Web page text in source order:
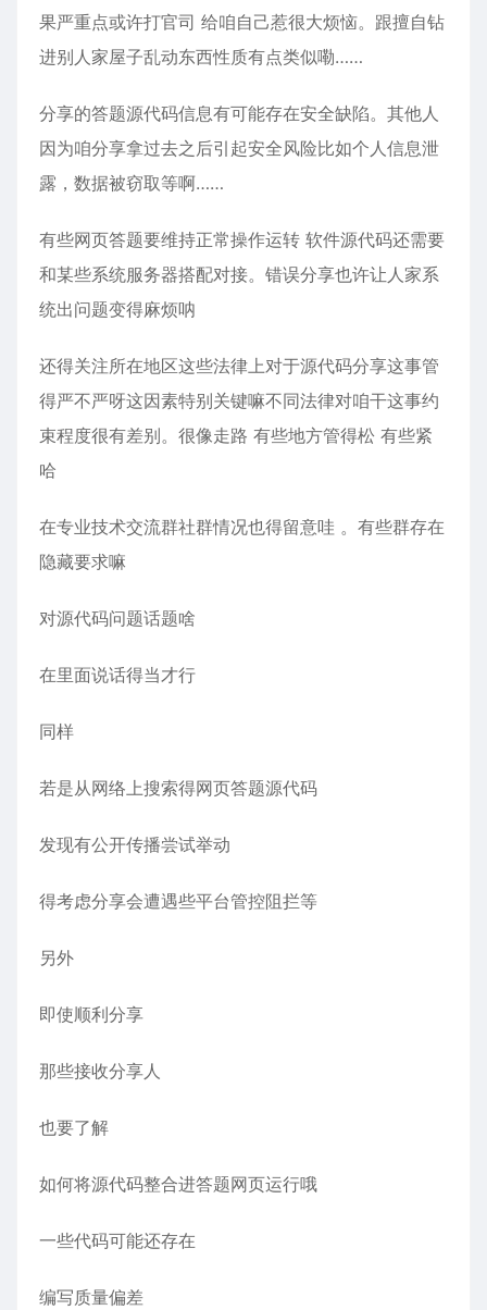
果严重点或许打官司 给咱自己惹很大烦恼。跟擅自钻
进别人家屋子乱动东西性质有点类似嘞……
分享的答题源代码信息有可能存在安全缺陷。其他人
因为咱分享拿过去之后引起安全风险比如个人信息泄
露，数据被窃取等啊……
有些网页答题要维持正常操作运转 软件源代码还需要
和某些系统服务器搭配对接。错误分享也许让人家系
统出问题变得麻烦呐
还得关注所在地区这些法律上对于源代码分享这事管
得严不严呀这因素特别关键嘛不同法律对咱干这事约
束程度很有差别。很像走路 有些地方管得松 有些紧
哈
在专业技术交流群社群情况也得留意哇 。有些群存在
隐藏要求嘛
对源代码问题话题啥
在里面说话得当才行
同样
若是从网络上搜索得网页答题源代码
发现有公开传播尝试举动
得考虑分享会遭遇些平台管控阻拦等
另外
即使顺利分享
那些接收分享人
也要了解
如何将源代码整合进答题网页运行哦
一些代码可能还存在
编写质量偏差